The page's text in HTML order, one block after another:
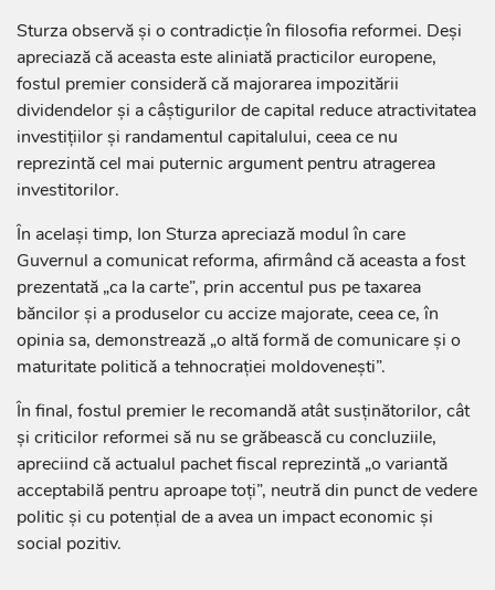
Sturza observă și o contradicție în filosofia reformei. Deși
apreciază că aceasta este aliniată practicilor europene,
fostul premier consideră că majorarea impozitării
dividendelor și a câștigurilor de capital reduce atractivitatea
investițiilor și randamentul capitalului, ceea ce nu
reprezintă cel mai puternic argument pentru atragerea
investitorilor.
În același timp, Ion Sturza apreciază modul în care
Guvernul a comunicat reforma, afirmând că aceasta a fost
prezentată „ca la carte”, prin accentul pus pe taxarea
băncilor și a produselor cu accize majorate, ceea ce, în
opinia sa, demonstrează „o altă formă de comunicare și o
maturitate politică a tehnocrației moldovenești”.
În final, fostul premier le recomandă atât susținătorilor, cât
și criticilor reformei să nu se grăbească cu concluziile,
apreciind că actualul pachet fiscal reprezintă „o variantă
acceptabilă pentru aproape toți”, neutră din punct de vedere
politic și cu potențial de a avea un impact economic și
social pozitiv.